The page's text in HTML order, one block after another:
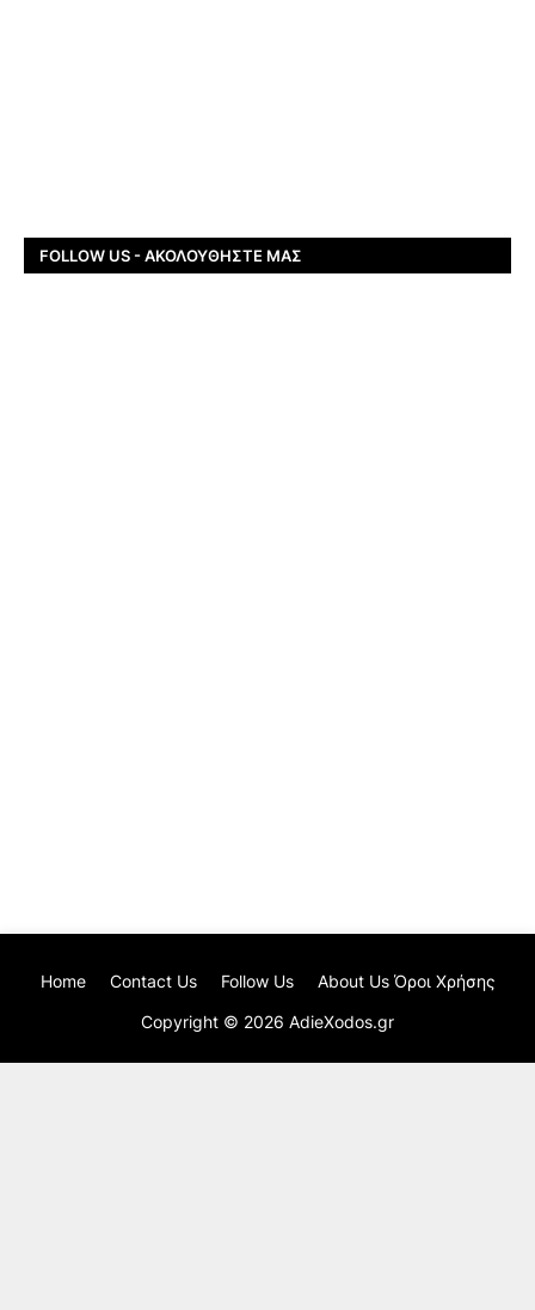
FOLLOW US - ΑΚΟΛΟΥΘΉΣΤΕ ΜΑΣ
Copyright © 2026 AdieXodos.gr
Home Contact Us Follow Us About Us Όροι Χρήσης